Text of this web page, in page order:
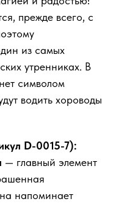
прежде всего, с
из самых
утренниках. В
символом
водить хороводы
D-0015-7):
— главный элемент
напоминает